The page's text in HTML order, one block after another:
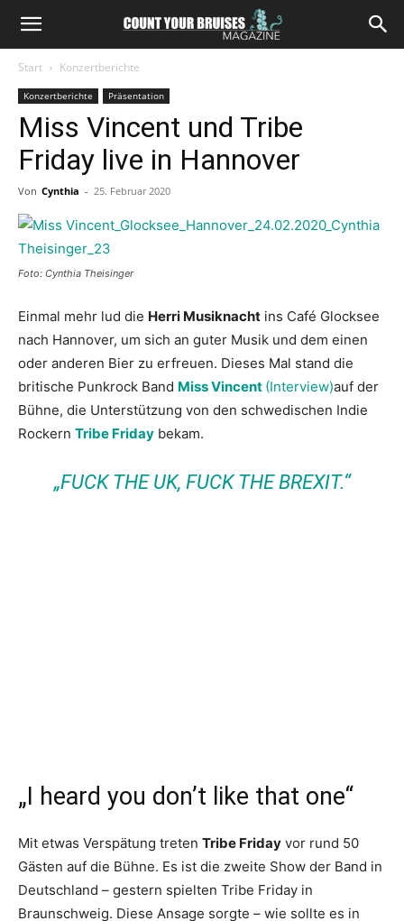
Start Konzertberichte
Konzertberichte Präsentation
Miss Vincent und Tribe
Friday live in Hannover
Von Cynthia - 25. Februar 2020
Foto: Cynthia Theisinger
Einmal mehr lud die Herri Musiknacht ins Café Glocksee
nach Hannover, um sich an guter Musik und dem einen
oder anderen Bier zu erfreuen. Dieses Mal stand die
britische Punkrock Band Miss Vincent (Interview)auf der
Bühne, die Unterstützung von den schwedischen Indie
Rockern Tribe Friday bekam.
„FUCK THE UK, FUCK THE BREXIT.“
„I heard you don’t like that one“
Mit etwas Verspätung treten Tribe Friday vor rund 50
Gästen auf die Bühne. Es ist die zweite Show der Band in
Deutschland – gestern spielten Tribe Friday in
Braunschweig. Diese Ansage sorgte – wie sollte es in